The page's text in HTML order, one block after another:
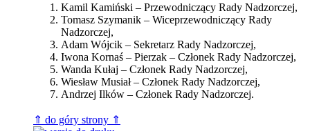
Kamil Kamiński – Przewodniczący Rady Nadzorczej,
Tomasz Szymanik – Wiceprzewodniczący Rady
Nadzorczej,
Adam Wójcik – Sekretarz Rady Nadzorczej,
Iwona Kornaś – Pierzak – Członek Rady Nadzorczej,
Wanda Kułaj – Członek Rady Nadzorczej,
Wiesław Musiał – Członek Rady Nadzorczej,
Andrzej Ilków – Członek Rady Nadzorczej.
⇑ do góry strony ⇑